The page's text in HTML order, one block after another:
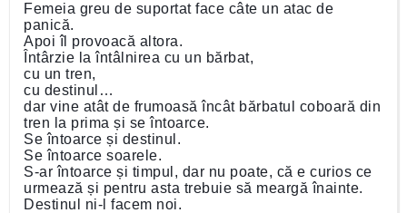
Femeia greu de suportat face câte un atac de
panică.
Apoi îl provoacă altora.
Întârzie la întâlnirea cu un bărbat,
cu un tren,
cu destinul…
dar vine atât de frumoasă încât bărbatul coboară din
tren la prima și se întoarce.
Se întoarce și destinul.
Se întoarce soarele.
S-ar întoarce și timpul, dar nu poate, că e curios ce
urmează și pentru asta trebuie să meargă înainte.
Destinul ni-l facem noi.